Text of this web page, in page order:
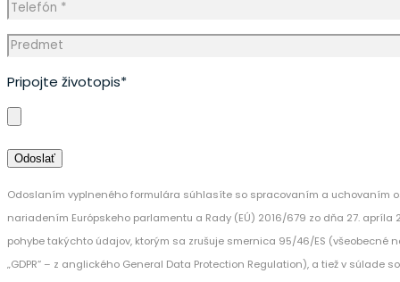
Pripojte životopis*
Odoslaním vyplneného formulára súhlasíte so spracovaním a uchovaním
nariadením Európskeho parlamentu a Rady (EÚ) 2016/679 zo dňa 27.
pohybe takýchto údajov, ktorým sa zrušuje smernica 95/46/ES
„GDPR“ – z anglického General Data Protection Regulation), a tiež v súlade